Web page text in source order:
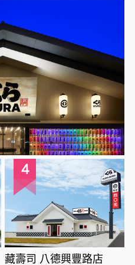
4
藏壽司 八德興豐路店